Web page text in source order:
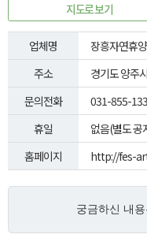
지도로 보기
업체명
장흥자연휴
주소
경기도 양주
문의전화
031-855-
휴일
없음(별도 공
홈페이지
http://fes-
궁금하신 내용